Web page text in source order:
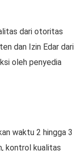
dari otoritas
dan Izin Edar dari
oleh penyedia
waktu 2 hingga 3
kontrol kualitas